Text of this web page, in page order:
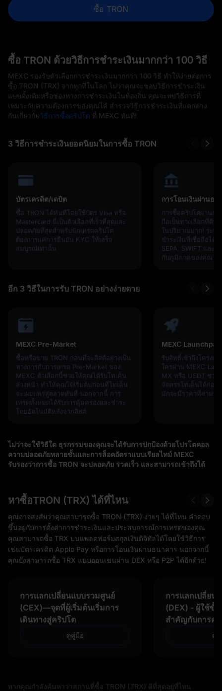
ซื้อ TRON
ซื้อ TRON ด้วยวิธีการชำระเงินมากกว่า 100 วิธี
MEXC รองรับตัวเลือกการชำระเงินมากกว่า 100 วิธี ทำให้ง่ายต่อการ
ซื้อ TRON (TRX) จากทุกที่ในโลก ไม่ว่าคุณจะชอบวิธีการชำระเงิน
แบบดั้งเดิมหรือช่องทางการชำระเงินในท้องถิ่น คุณจะพบวิธีการที่
เหมาะกับความต้องการของคุณได้ สำรวจวิธีการชำระเงินที่แตกต่าง
กันเกี่ยวกับวิธีการซื้อคริปโต ที่ MEXC ทันที!
3 วิธีการชำระเงินยอดนิยมในการซื้อ TRON
บัตรเครดิต/เดบิต
ซื้อ TRON ได้ทันทีโดยใช้บัตร Visa หรือ
Mastercard นี่เป็นตัวเลือกที่เร็วที่สุดและ
ปลอดภัยที่สุดสำหรับนักเทรดคริปโต
ต้องการแค่การยืนยัน KYC ให้เสร็จ
สมบูรณ์เท่านั้น
การโอนเงินผ่านธน
การซื้อคริปโตผ่านกา
ถือเป็นทางเลือกที่ดีห
ในปริมาณมาก! ระบบ
ชำระเงินที่เชื่อถือได้
SEPA, SWIFT และ
กับภูมิภาคของคุณ
อีก 3 วิธีในการรับ TRON อย่างง่ายดาย
MEXC Pre-Market
ซื้อหรือขาย TRON ก่อนที่จะลิสต์อย่างเป็น
ทางการกับการเทรด Pre-Market ของ
MEXC ตัวเลือกนี้ช่วยให้คุณได้รับโทเค็น
ล่วงหน้า ทำให้คุณได้เริ่มต้นก่อนที่โทเค็น
จะเผยแพร่สู่ตลาดทันที นอกจากนี้ การ
เทรดทั้งหมดได้รับการคุ้มครองและชำระ
โดยอัตโนมัติหลังจากลิสต์
MEXC Launchpad
รับสิทธิ์เข้าถึงโครงก
ใครผ่าน MEXC
MX หรือ USDT ช่ว
จัดสรรโทเค็นได้ก่อน
มักจะมีราคาที่สามา
ไม่ว่าจะใช้วิธีใด ธุรกรรมของคุณจะได้รับการปกป้องด้วยโปรโตคอล
ความปลอดภัยหลายชั้นและการล็อคอัตราแบบเรียลไทม์ MEXC
รับรองว่าการซื้อ TRON จะปลอดภัย รวดเร็ว และสามารถเข้าถึงได้
หาซื้อTRON (TRX) ได้ที่ไหน
คุณอาจสงสัยว่าคุณสามารถซื้อ TRON (TRX) ง่ายๆ ได้ที่ไหน คำตอบ
ขึ้นอยู่กับการตั้งค่าการชำระเงินและประสบการณ์การเทรดของคุณ
คุณสามารถซื้อ TRX บนแพลตฟอร์มสกุลเงินดิจิทัลได้โดยใช้วิธีการ
เช่นบัตรเครดิต Apple Pay หรือการโอนเงินผ่านธนาคาร นอกจากนี้
คุณยังสามารถซื้อ TRX แบบออนเชนผ่าน DEX หรือ P2P ได้อีกด้วย!
การแลกเปลี่ยนแบบรวมศูนย์
(CEX)—จุดที่ผู้เริ่มต้นเริ่มการ
เดินทางสู่คริปโต
ดูคู่มือ
การแลกเปลี่ยน
(DEX) - ผู้ใช้ขั้
สำคัญกับการค
ดู
หากคุณกำลังค้นหาว่าสถานที่ซื้อ TRON (TRX) ดีที่สุดอยู่ที่ไหน